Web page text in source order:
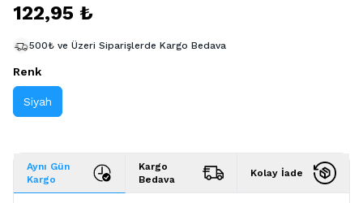
122,95 ₺
500₺ ve Üzeri Siparişlerde Kargo Bedava
Renk
Siyah
Aynı Gün
Kargo
Kargo
Bedava
Kolay İade